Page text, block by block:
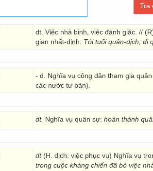
dt. Việc nhà binh, việc đánh giặc. //
gian nhất-định: Tới tuổi quân-dịch; đi
- d. Nghĩa vụ công dân tham gia
các nước tư bản).
dt. Nghĩa vụ quân sự: hoàn thành
dt (H. dịch: việc phục vụ) Nghĩa vụ
trong cuộc kháng chiến đã bỏ việc